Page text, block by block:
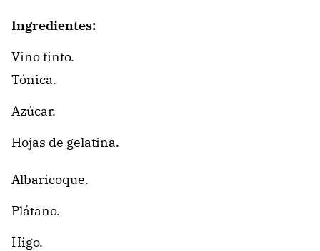
Ingredientes:
Vino tinto.
Tónica.
Azúcar.
Hojas de gelatina.
Albaricoque.
Plátano.
Higo.